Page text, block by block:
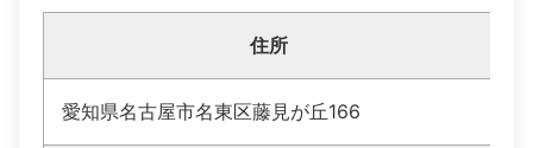
住所
愛知県名古屋市名東区藤見が丘166